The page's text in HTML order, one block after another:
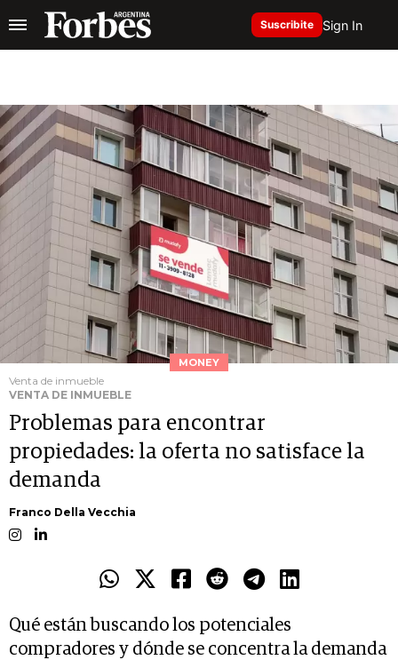
Suscribite Sign In
MONEY
Venta de inmueble
VENTA DE INMUEBLE
Problemas para encontrar
propiedades: la oferta no satisface la
demanda
Franco Della Vecchia
Qué están buscando los potenciales
compradores y dónde se concentra la demanda